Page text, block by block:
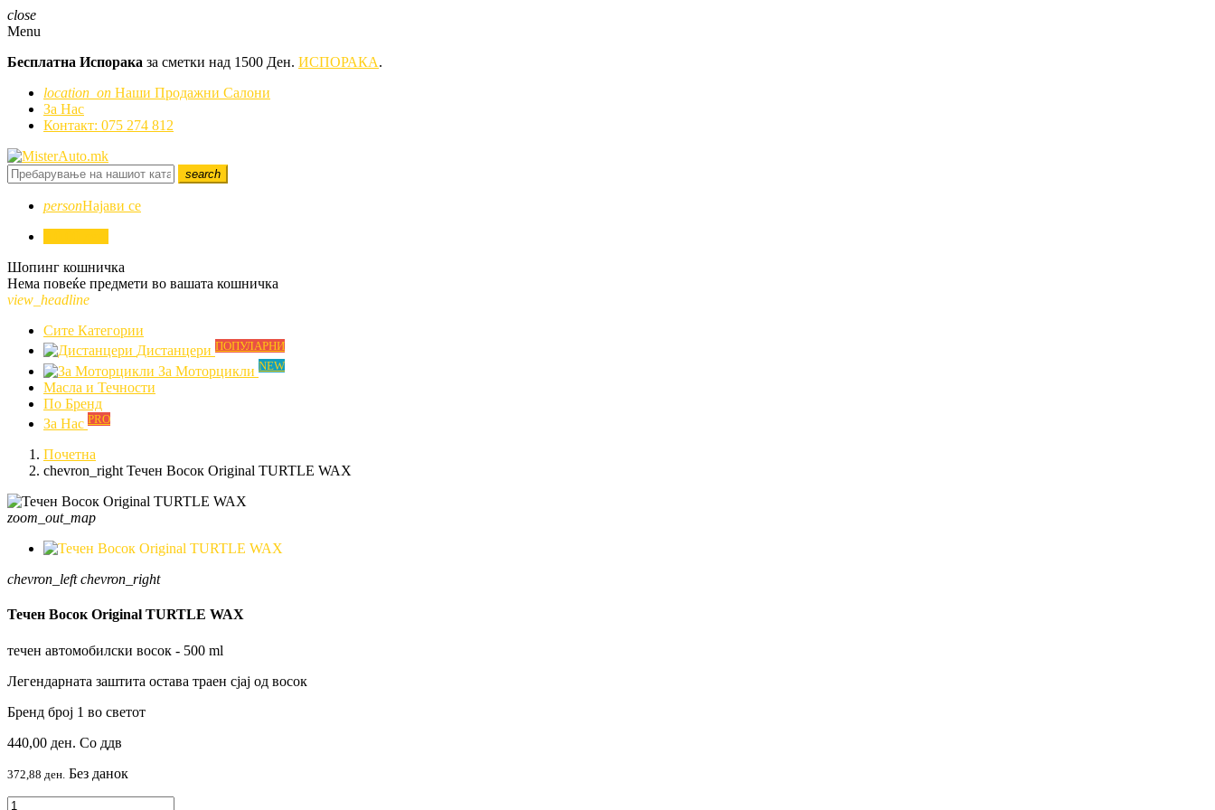
close
Menu
Бесплатна Испорака за сметки над 1500 Ден. ИСПОРАКА.
location_on Наши Продажни Салони
За Нас
Контакт: 075 274 812
search
personНајави се
Шопинг кошничка
Нема повеќе предмети во вашата кошничка
view_headline
Сите Категории
Дистанцери ПОПУЛАРНИ
За Моторцикли NEW
Mасла и Течности
По Бренд
За Нас PRO
Почетна
chevron_right Течен Восок Original TURTLE WAX
zoom_out_map
chevron_left chevron_right
Течен Восок Original TURTLE WAX
течен автомобилски восок - 500 ml
Легендарната заштита остава траен сјај од восок
Бренд број 1 во светот
440,00 ден. Со ддв
372,88 ден. Без данок